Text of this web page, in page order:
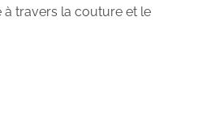
à travers la couture et le